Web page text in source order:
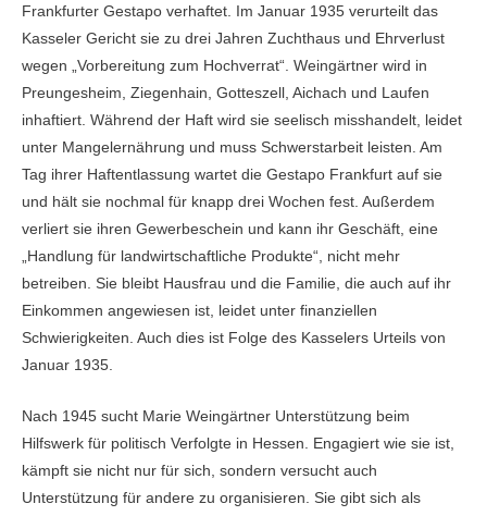
Frankfurter Gestapo verhaftet. Im Januar 1935 verurteilt das
Kasseler Gericht sie zu drei Jahren Zuchthaus und Ehrverlust
wegen „Vorbereitung zum Hochverrat“. Weingärtner wird in
Preungesheim, Ziegenhain, Gotteszell, Aichach und Laufen
inhaftiert. Während der Haft wird sie seelisch misshandelt, leidet
unter Mangelernährung und muss Schwerstarbeit leisten. Am
Tag ihrer Haftentlassung wartet die Gestapo Frankfurt auf sie
und hält sie nochmal für knapp drei Wochen fest. Außerdem
verliert sie ihren Gewerbeschein und kann ihr Geschäft, eine
„Handlung für landwirtschaftliche Produkte“, nicht mehr
betreiben. Sie bleibt Hausfrau und die Familie, die auch auf ihr
Einkommen angewiesen ist, leidet unter finanziellen
Schwierigkeiten. Auch dies ist Folge des Kasselers Urteils von
Januar 1935.
Nach 1945 sucht Marie Weingärtner Unterstützung beim
Hilfswerk für politisch Verfolgte in Hessen. Engagiert wie sie ist,
kämpft sie nicht nur für sich, sondern versucht auch
Unterstützung für andere zu organisieren. Sie gibt sich als